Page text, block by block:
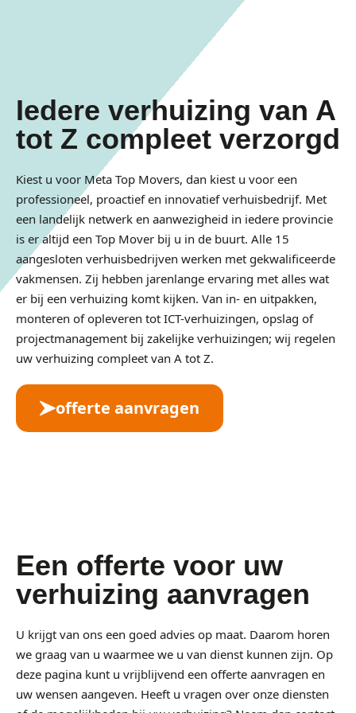
Iedere verhuizing van A
tot Z compleet verzorgd
Kiest u voor Meta Top Movers, dan kiest u voor een
professioneel, proactief en innovatief verhuisbedrijf. Met
een landelijk netwerk en aanwezigheid in iedere provincie
is er altijd een Top Mover bij u in de buurt. Alle 15
aangesloten verhuisbedrijven werken met gekwalificeerde
vakmensen. Zij hebben jarenlange ervaring met alles wat
er bij een verhuizing komt kijken. Van in- en uitpakken,
monteren of opleveren tot ICT-verhuizingen, opslag of
projectmanagement bij zakelijke verhuizingen; wij regelen
uw verhuizing compleet van A tot Z.
offerte aanvragen
Een offerte voor uw
verhuizing aanvragen
U krijgt van ons een goed advies op maat. Daarom horen
we graag van u waarmee we u van dienst kunnen zijn. Op
deze pagina kunt u vrijblijvend een offerte aanvragen en
uw wensen aangeven. Heeft u vragen over onze diensten